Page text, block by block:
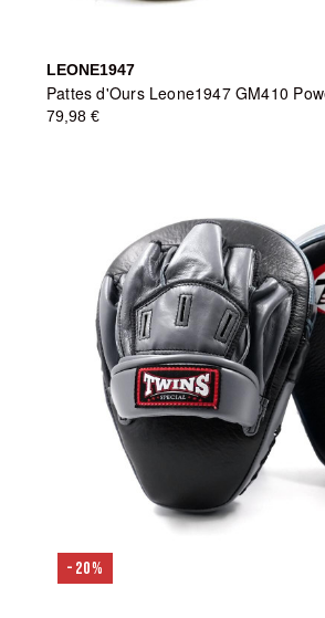
LEONE1947
Pattes d'Ours Leone1947 GM410
79,98 €
-20%